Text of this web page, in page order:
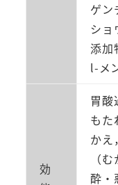
ゲン
シ
添加
l-メ
効
胃酸
もた
かえ
（
酔・